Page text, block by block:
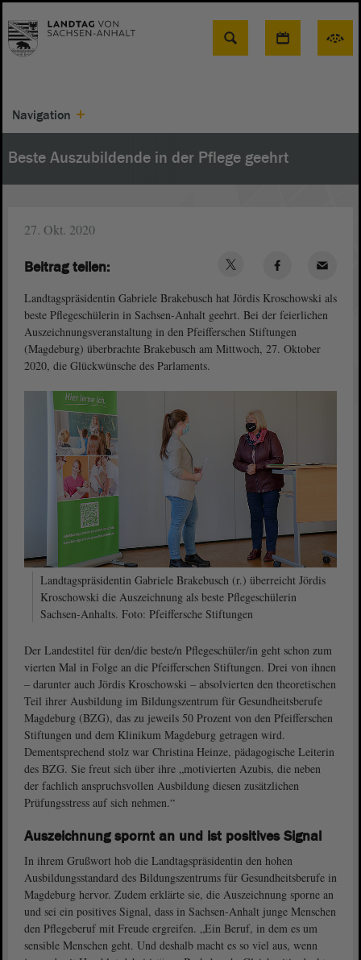
Suche
Navigation
Beste Auszubildende in der Pflege geehrt
27. Okt. 2020
Landtagspräsidentin Gabriele Brakebusch hat Jördis Kroschowski als
beste Pflegeschülerin in Sachsen-Anhalt geehrt. Bei der feierlichen
Auszeichnungsveranstaltung in den Pfeifferschen Stiftungen
(Magdeburg) überbrachte Brakebusch am Mittwoch, 27. Oktober
2020, die Glückwünsche des Parlaments.
Landtagspräsidentin Gabriele Brakebusch (r.) überreicht Jördis
Kroschowski die Auszeichnung als beste Pflegeschülerin
Sachsen-Anhalts. Foto: Pfeiffersche Stiftungen
Der Landestitel für den/die beste/n Pflegeschüler/in geht schon zum
vierten Mal in Folge an die Pfeifferschen Stiftungen. Drei von ihnen
– darunter auch Jördis Kroschowski – absolvierten den theoretischen
Teil ihrer Ausbildung im Bildungszentrum für Gesundheitsberufe
Magdeburg (BZG), das zu jeweils 50 Prozent von den Pfeifferschen
Stiftungen und dem Klinikum Magdeburg getragen wird.
Dementsprechend stolz war Christina Heinze, pädagogische Leiterin
des BZG. Sie freut sich über ihre „motivierten Azubis, die neben
der fachlich anspruchsvollen Ausbildung diesen zusätzlichen
Prüfungsstress auf sich nehmen.“
Auszeichnung spornt an und ist positives Signal
In ihrem Grußwort hob die Landtagspräsidentin den hohen
Ausbildungsstandard des Bildungszentrums für Gesundheitsberufe in
Magdeburg hervor. Zudem erklärte sie, die Auszeichnung sporne an
und sei ein positives Signal, dass in Sachsen-Anhalt junge Menschen
den Pflegeberuf mit Freude ergreifen. „Ein Beruf, in dem es um
sensible Menschen geht. Und deshalb macht es so viel aus, wenn
Beitrag teilen: